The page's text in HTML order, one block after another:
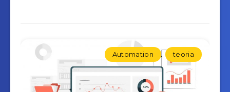
Automation teoria